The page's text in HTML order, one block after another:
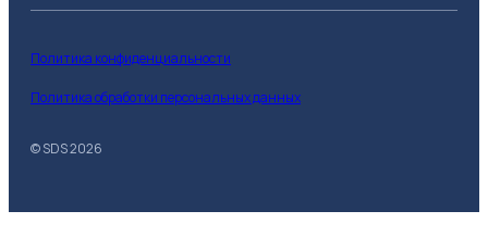
© SDS2026
Политика конфиденциальности
Политика обработки персональных данных